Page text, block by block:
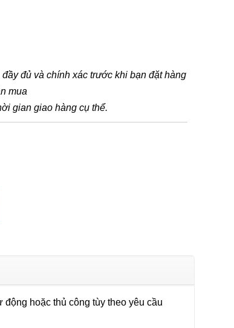
đủ và chính xác trước khi bạn đặt hàng
mua
gian giao hàng cụ thể.
hoặc thủ công tùy theo yêu cầu